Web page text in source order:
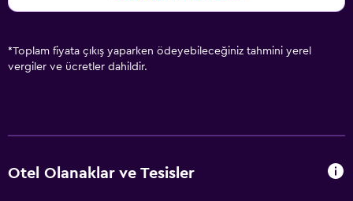
*Toplam fiyata çıkış yaparken ödeyebileceğiniz tahmini yerel
vergiler ve ücretler dahildir.
Otel Olanaklar ve Tesisler